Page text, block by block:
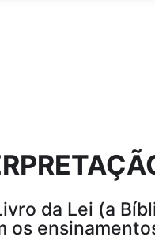
da Lei (a
os